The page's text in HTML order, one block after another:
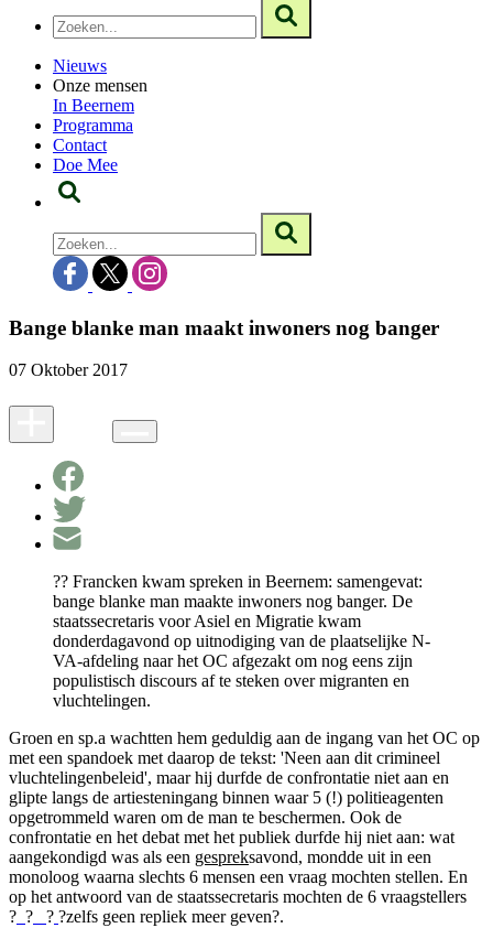
Nieuws
Onze mensen
In Beernem
Programma
Contact
Doe Mee
Bange blanke man maakt inwoners nog banger
07 Oktober 2017
?? Francken kwam spreken in Beernem: samengevat:
bange blanke man maakte inwoners nog banger. De
staatssecretaris voor Asiel en Migratie kwam
donderdagavond op uitnodiging van de plaatselijke N-
VA-afdeling naar het OC afgezakt om nog eens zijn
populistisch discours af te steken over migranten en
vluchtelingen.
Groen en sp.a wachtten hem geduldig aan de ingang van het OC op
met een spandoek met daarop de tekst: 'Neen aan dit crimineel
vluchtelingenbeleid', maar hij durfde de confrontatie niet aan en
glipte langs de artiesteningang binnen waar 5 (!) politieagenten
opgetrommeld waren om de man te beschermen. Ook de
confrontatie en het debat met het publiek durfde hij niet aan: wat
aangekondigd was als een gespreksavond, mondde uit in een
monoloog waarna slechts 6 mensen een vraag mochten stellen. En
op het antwoord van de staatssecretaris mochten de 6 vraagstellers
? ? ? ?zelfs geen repliek meer geven?.